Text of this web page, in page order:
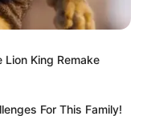
Lion King Remake
For This Family!